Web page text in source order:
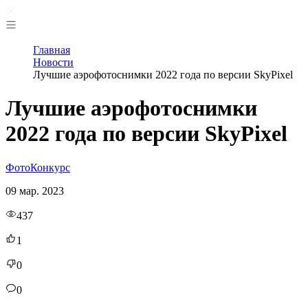
Главная
Новости
Лучшие аэрофотоснимки 2022 года по версии SkyPixel
Лучшие аэрофотоснимки
2022 года по версии SkyPixel
ФотоКонкурс
09 мар. 2023
437
1
0
0